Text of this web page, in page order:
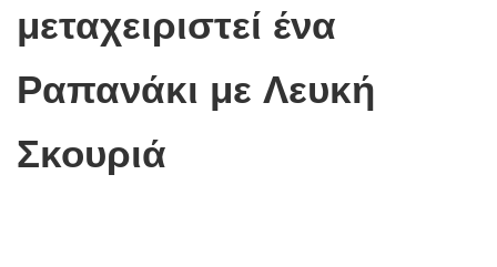
μεταχειριστεί ένα
Ραπανάκι με Λευκή
Σκουριά